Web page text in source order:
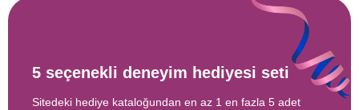
5 seçenekli deneyim hediyesi seti
Sitedeki hediye kataloğundan en az 1 en fazla 5 adet